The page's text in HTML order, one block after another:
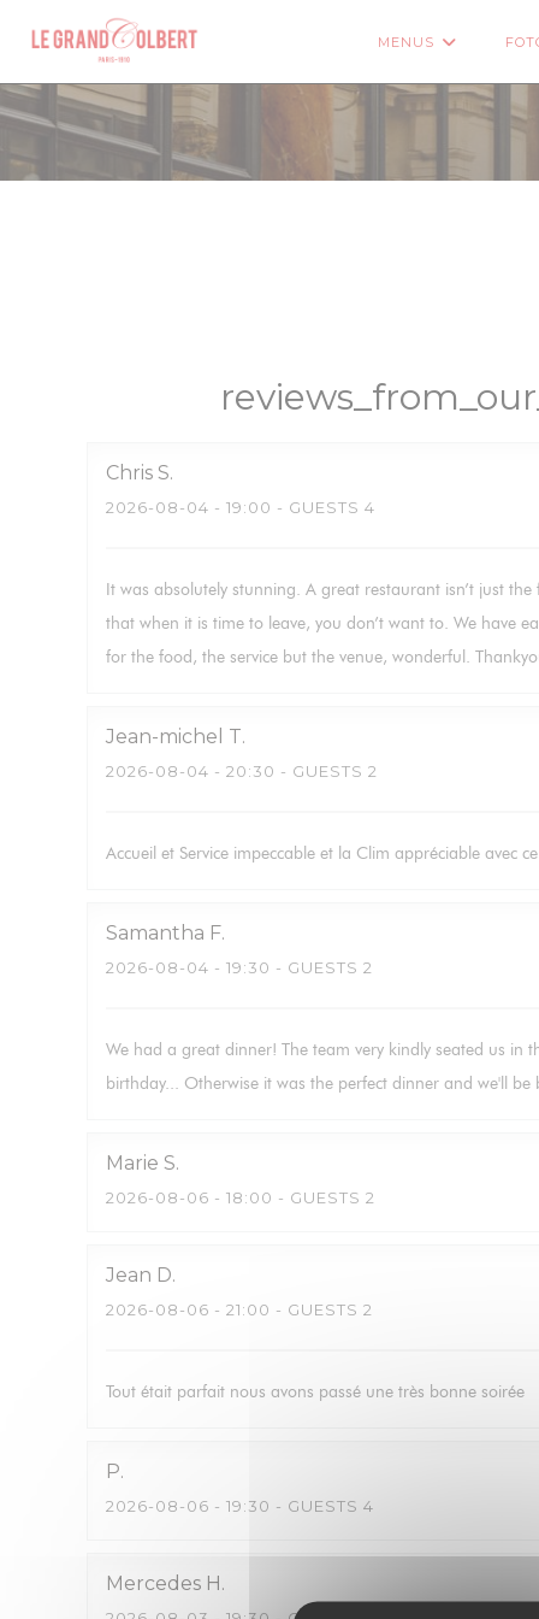
Painel de Gerenciamento de Cookies
MENUS
Chris S
2026-08-04 - 19:00 - GUESTS 4
It was absolutely stunning. A great restaurant isn’t just
that when it is time to leave, you don’t want to. We have
for the food, the service but the venue, wonderful.
Jean-michel T
2026-08-04 - 20:30 - GUESTS 2
Accueil et Service impeccable et la Clim appréciable avec
Samantha F
2026-08-04 - 19:30 - GUESTS 2
We had a great dinner! The team very kindly seated us
birthday... Otherwise it was the perfect dinner and we'll be
Marie S
2026-08-06 - 18:00 - GUESTS 2
Jean D
2026-08-06 - 21:00 - GUESTS 2
Tout était parfait nous avons passé une très bonne soirée
P
2026-08-06 - 19:30 - GUESTS 4
Mercedes H